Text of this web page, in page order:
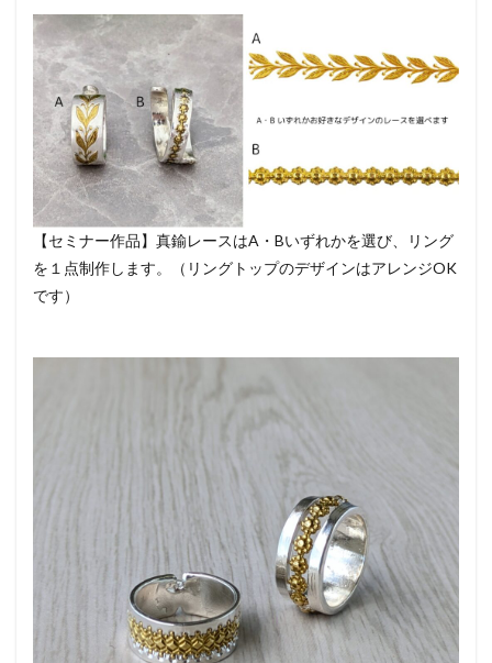
【セミナー作品】真鍮レースはA・Bいずれかを選び、リング
を１点制作します。（リングトップのデザインはアレンジOK
です）